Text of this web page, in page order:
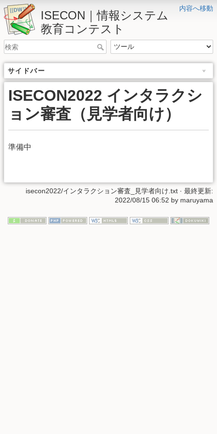
内容へ移動
ISECON｜情報システム
教育コンテスト
サイドバー
ISECON2022 インタラクシ
ョン審査（見学者向け）
準備中
isecon2022/インタラクション審査_見学者向け.txt · 最終更新:
2022/08/15 06:52 by maruyama